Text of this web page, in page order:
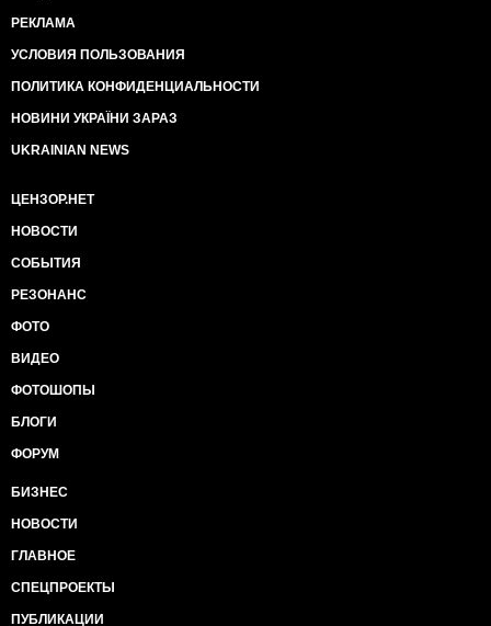
РЕКЛАМА
УСЛОВИЯ ПОЛЬЗОВАНИЯ
ПОЛИТИКА КОНФИДЕНЦИАЛЬНОСТИ
НОВИНИ УКРАЇНИ ЗАРАЗ
UKRAINIAN NEWS
ЦЕНЗОР.НЕТ
НОВОСТИ
СОБЫТИЯ
РЕЗОНАНС
ФОТО
ВИДЕО
ФОТОШОПЫ
БЛОГИ
ФОРУМ
БИЗНЕС
НОВОСТИ
ГЛАВНОЕ
СПЕЦПРОЕКТЫ
ПУБЛИКАЦИИ